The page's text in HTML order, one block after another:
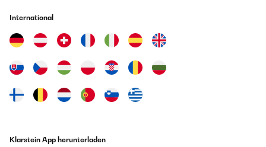
International
Klarstein App herunterladen